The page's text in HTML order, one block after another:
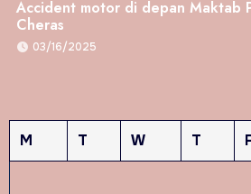
Accident motor di depan Maktab
Cheras
03/16/2025
M T W T